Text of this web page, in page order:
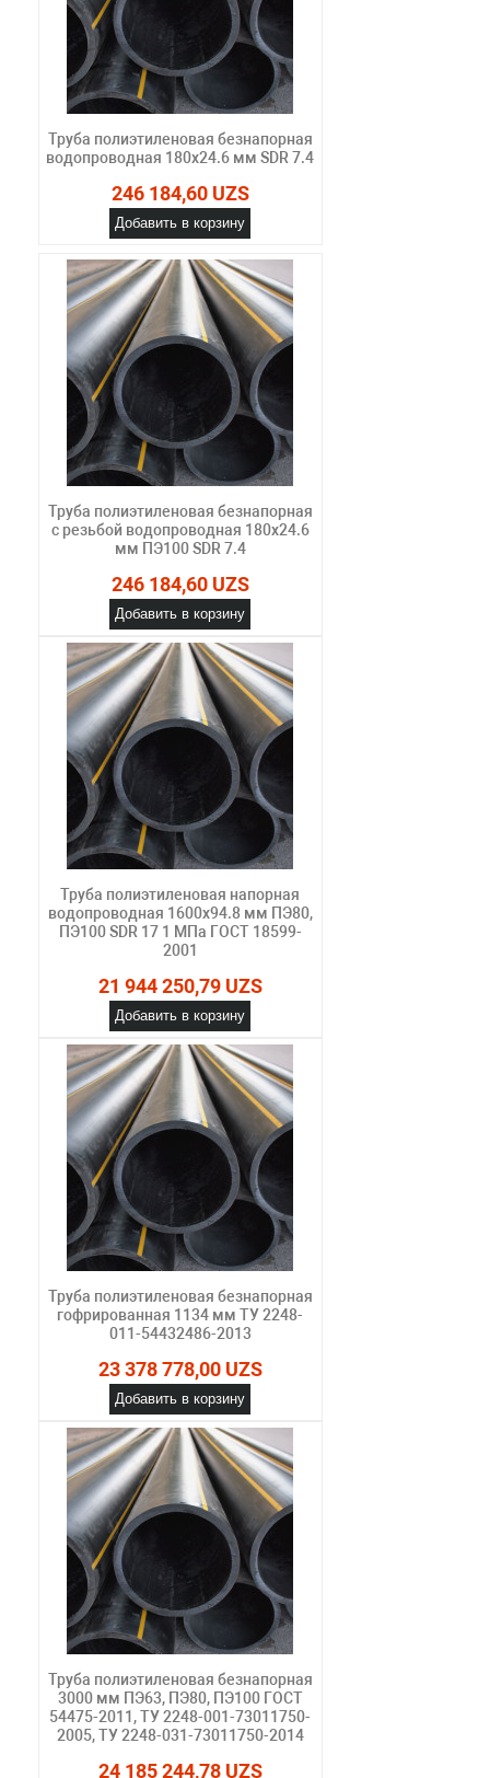
Труба полиэтиленовая безнапорная
водопроводная 180х24.6 мм SDR 7.4
246 184,60 UZS
Добавить в корзину
Труба полиэтиленовая безнапорная
с резьбой водопроводная 180х24.6
мм ПЭ100 SDR 7.4
246 184,60 UZS
Добавить в корзину
Труба полиэтиленовая напорная
водопроводная 1600х94.8 мм ПЭ80,
ПЭ100 SDR 17 1 МПа ГОСТ 18599-
2001
21 944 250,79 UZS
Добавить в корзину
Труба полиэтиленовая безнапорная
гофрированная 1134 мм ТУ 2248-
011-54432486-2013
23 378 778,00 UZS
Добавить в корзину
Труба полиэтиленовая безнапорная
3000 мм ПЭ63, ПЭ80, ПЭ100 ГОСТ
54475-2011, ТУ 2248-001-73011750-
2005, ТУ 2248-031-73011750-2014
24 185 244,78 UZS